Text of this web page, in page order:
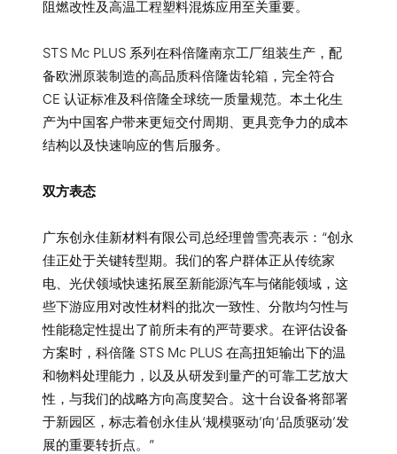
阻燃改性及高温工程塑料混炼应用至关重要。
STS Mc PLUS 系列在科倍隆南京工厂组装生产，配
备欧洲原装制造的高品质科倍隆齿轮箱，完全符合
CE 认证标准及科倍隆全球统一质量规范。本土化生
产为中国客户带来更短交付周期、更具竞争力的成本
结构以及快速响应的售后服务。
双方表态
广东创永佳新材料有限公司总经理曾雪亮表示：“创永
佳正处于关键转型期。我们的客户群体正从传统家
电、光伏领域快速拓展至新能源汽车与储能领域，这
些下游应用对改性材料的批次一致性、分散均匀性与
性能稳定性提出了前所未有的严苛要求。在评估设备
方案时，科倍隆 STS Mc PLUS 在高扭矩输出下的温
和物料处理能力，以及从研发到量产的可靠工艺放大
性，与我们的战略方向高度契合。这十台设备将部署
于新园区，标志着创永佳从‘规模驱动’向‘品质驱动’发
展的重要转折点。”